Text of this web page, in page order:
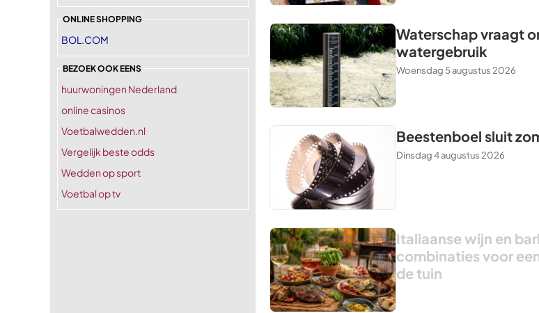
ONLINE SHOPPING
BOL.COM
BEZOEK OOK EENS
huurwoningen Nederland
online casinos
Voetbalwedden.nl
Vergelijk beste odds
Wedden op sport
Voetbal op tv
Waterschap vraagt
watergebruik
Woensdag 5 augustus 2026
Beestenboel sluit
Dinsdag 4 augustus 2026
Italiaanse wijn en
combinaties voor
de tuin